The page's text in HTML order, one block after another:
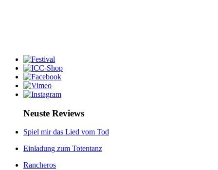
Neuste Reviews
Spiel mir das Lied vom Tod
Einladung zum Totentanz
Rancheros